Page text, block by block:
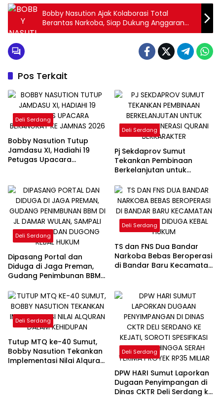
Bobby Nasution Ajak Kolaborasi Total
Berantas Narkoba, Siap Dukung Anggaran
BNNP
Pos Terkait
Deli Serdang
Bobby Nasution Tutup
Jamdasu XI, Hadiahi 19
Petugas Upacara
Deli Serdang
Pj Sekdaprov Sumut
Tekankan Pembinaan
Berkelanjutan untuk
Berkarakter
Deli Serdang
Dipasang Portal dan
Diduga di Jaga Preman,
Gudang Penimbunan BBM
Milik Napit dan Dugong
Kebal Hukum
Deli Serdang
TS dan FNS Dua Bandar
Narkoba Bebas Beroperasi
di Bandar Baru Kecamatan
Deli Serdang
Tutup MTQ ke-40 Sumut,
Bobby Nasution Tekankan
Implementasi Nilai Alquran
Deli Serdang
DPW HARI Sumut Laporkan
Dugaan Penyimpangan di
Dinas CKTR Deli Serdang ke